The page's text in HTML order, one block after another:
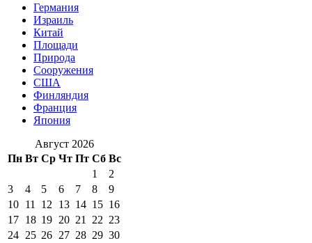
Германия
Израиль
Китай
Площади
Природа
Сооружения
США
Финляндия
Франция
Япония
Август 2026
Пн Вт Ср Чт Пт Сб Вс
1
2
3
4 5 6 7 8
9
10 11 12 13 14 15 16
17 18 19 20 21 22 23
24 25 26 27 28 29 30